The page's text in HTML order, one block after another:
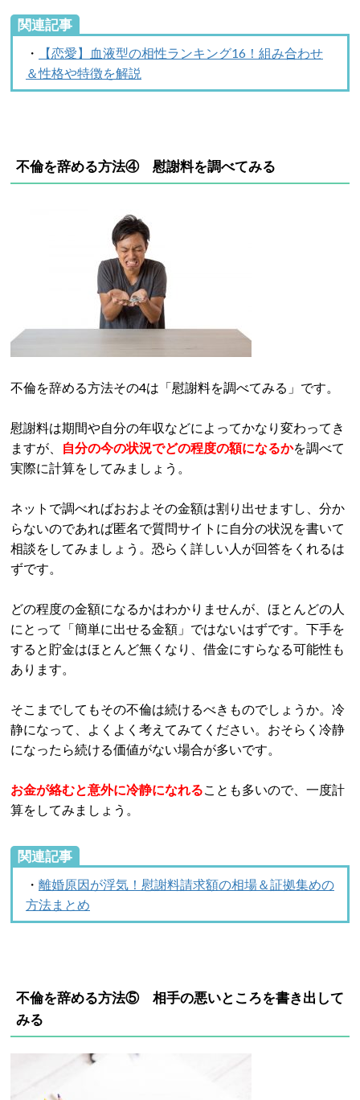
関連記事
・
【恋愛】血液型の相性ランキング16！組み合わせ
＆性格や特徴を解説
不倫を辞める方法④ 慰謝料を調べてみる
不倫を辞める方法その4は「慰謝料を調べてみる」です。
慰謝料は期間や自分の年収などによってかなり変わってき
ますが、
自分の今の状況でどの程度の額になるかを調べて
実際に計算をしてみましょう。
ネットで調べればおおよその金額は割り出せますし、分か
らないのであれば匿名で質問サイトに自分の状況を書いて
相談をしてみましょう。恐らく詳しい人が回答をくれるは
ずです。
どの程度の金額になるかはわかりませんが、ほとんどの人
にとって「簡単に出せる金額」ではないはずです。下手を
すると貯金はほとんど無くなり、借金にすらなる可能性も
あります。
そこまでしてもその不倫は続けるべきものでしょうか。冷
静になって、よくよく考えてみてください。おそらく冷静
になったら続ける価値がない場合が多いです。
お金が絡むと意外に冷静になれることも多いので、一度計
算をしてみましょう。
関連記事
・ 離婚原因が浮気！慰謝料請求額の相場＆証拠集めの
方法まとめ
不倫を辞める方法⑤ 相手の悪いところを書き出して
みる